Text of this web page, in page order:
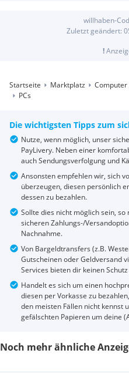
willhaben-
Zuletzt geändert:
!
Startseite Marktplatz Computer
PCs
Die wichtigsten Tipps zum
Nutze, wenn möglich, unser
PayLivery. Neben einer
auch Sendungsverfolgung und
Ansonsten empfehlen wir, sich
überzeugen, diesen persönlich
dessen zu bezahlen.
Sollte dies nicht möglich sein,
sicheren Zahlungs-/
Nachnahme.
Von Bargeldtransfers (z.B.
Gutscheinen oder Geldversand
Services bieten dir keinen
Handelt es sich um einen
diesen per Vorkasse zu
den meisten Fällen nicht kennst
gefälschten Papieren um deine
Noch mehr ähnliche